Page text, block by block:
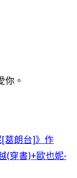
你。
[葛朗台]》作
(穿書)+歐也妮·